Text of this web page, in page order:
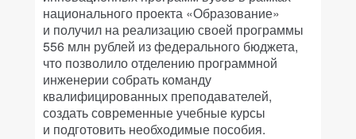
национального проекта «Образование»
и получил на реализацию своей программы
556 млн рублей из федерального бюджета,
что позволило отделению программной
инженерии собрать команду
квалифицированных преподавателей,
создать современные учебные курсы
и подготовить необходимые пособия.